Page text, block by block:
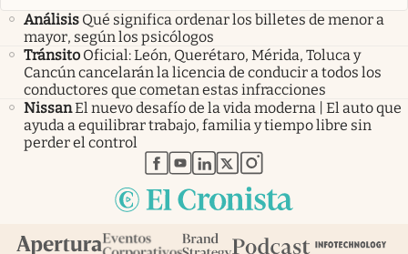
Análisis Qué significa ordenar los billetes de menor a
mayor, según los psicólogos
Tránsito Oficial: León, Querétaro, Mérida, Toluca y
Cancún cancelarán la licencia de conducir a todos los
conductores que cometan estas infracciones
NissanEl nuevo desafío de la vida moderna | El auto que
ayuda a equilibrar trabajo, familia y tiempo libre sin
perder el control
abre en nueva pestaña
abre en nueva pestaña
abre en nueva pestaña
abre en nueva pestaña
abre en nueva pestaña